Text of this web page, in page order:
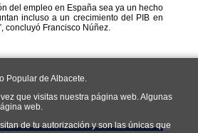
Popular de Albacete.
que visitas nuestra página web. Algunas
web.
de tu autorización y son las únicas que
del empleo en España sea ya un hecho
incluso a un crecimiento del PIB en
concluyó Francisco Núñez.